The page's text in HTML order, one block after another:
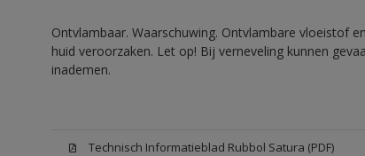
Ontvlambaar. Waarschuwing. Ontvlambare vloeistof
huid veroorzaken. Let op! Bij verneveling kunnen
inademen.
Technisch Informatieblad Rubbol Satura (PDF)